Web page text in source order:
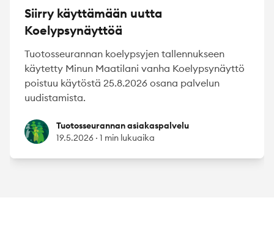
Siirry käyttämään uutta
Koelypsynäyttöä
Tuotosseurannan koelypsyjen tallennukseen
käytetty Minun Maatilani vanha Koelypsynäyttö
poistuu käytöstä 25.8.2026 osana palvelun
uudistamista.
Tuotosseurannan asiakaspalvelu
Tuotosseurannan asiakaspalvelu
19.5.2026 · 1 min lukuaika